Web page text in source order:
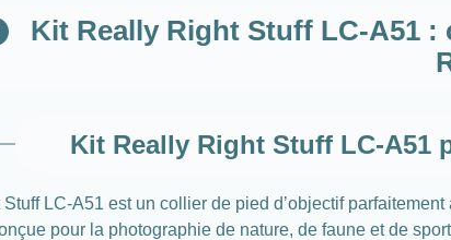
Kit Really Right Stuff LC-A51 :
Kit Really Right Stuff LC-A51
LC-A51 est un collier de pied d’objectif
pour la photographie de nature, de faune et de